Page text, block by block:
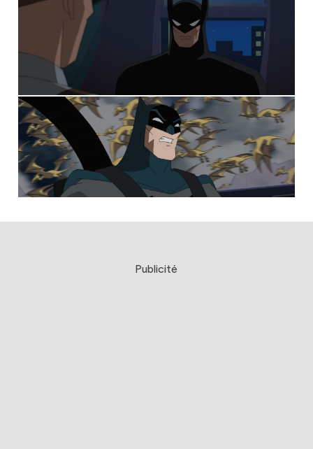
Publicité